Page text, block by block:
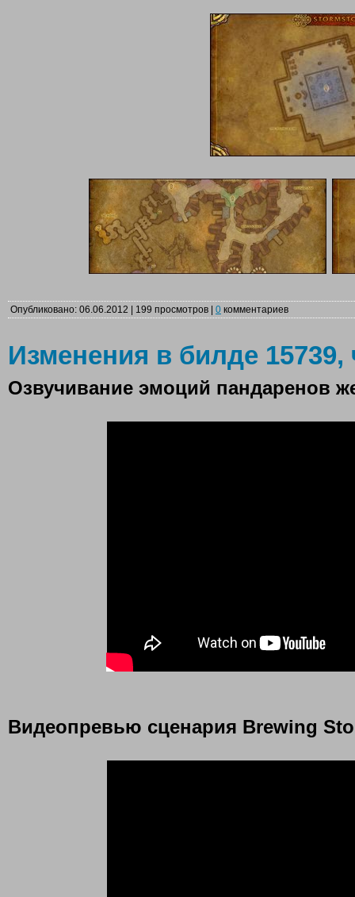
Опубликовано: 06.06.2012 | 199 просмотров | 0 комментариев
Изменения в билде 15739,
Озвучивание эмоций пандаренов
Видеопревью сценария Brewing